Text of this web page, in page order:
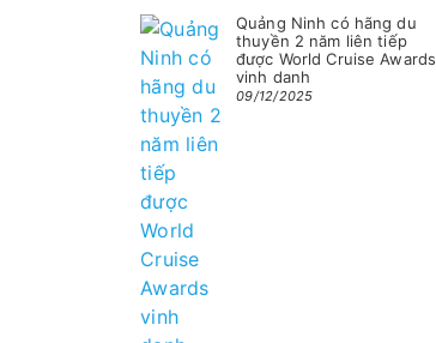
Quảng Ninh có hãng du
thuyền 2 năm liên tiếp
được World Cruise Awards
vinh danh
09/12/2025